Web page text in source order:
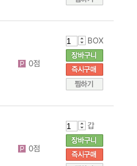
0점
BOX
0점
갑